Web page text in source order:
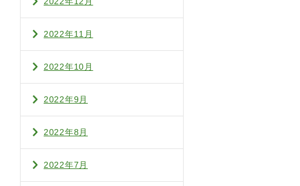
2022年11月
2022年10月
2022年9月
2022年8月
2022年7月